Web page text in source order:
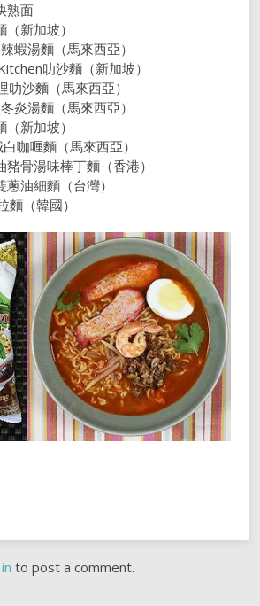
熟面
新加坡）
蝦湯麵（馬來西亞）
叻沙麵（新加坡）
叻沙麵（馬來西亞）
炎湯麵（馬來西亞）
新加坡）
咖喱麵（馬來西亞）
骨湯味棒丁麵（香港）
油細麵（台灣）
麵（韓國）
to post a comment.